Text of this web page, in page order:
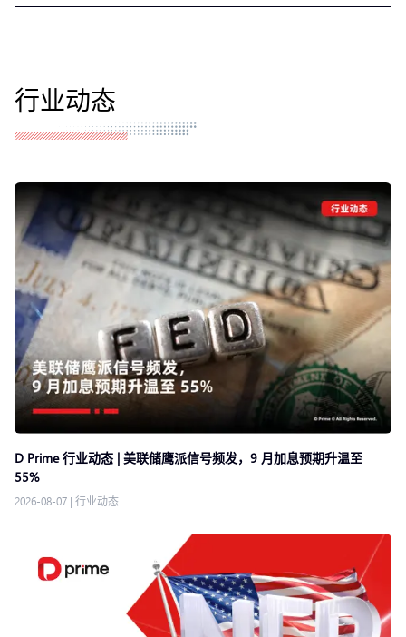
行业动态
D Prime 行业动态 | 美联储鹰派信号频发，9 月加息预期升温至
55%
2026-08-07 | 行业动态